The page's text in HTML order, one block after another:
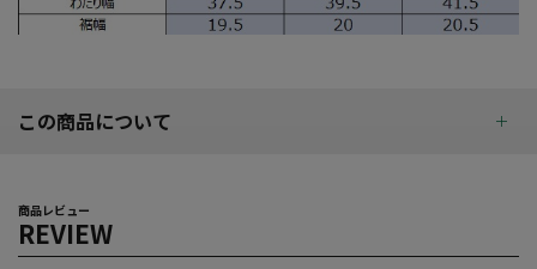
この商品について
商品レビュー
REVIEW